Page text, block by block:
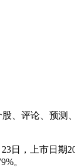
评论、预测
，上市日期
。